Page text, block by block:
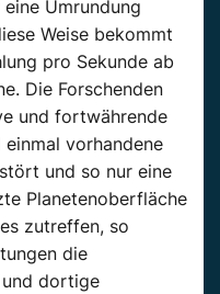
Umrundung
Weise bekommt
pro Sekunde ab
Die Forschenden
und fortwährende
vorhandene
und so nur eine
Planetenoberfläche
zutreffen, so
die
und dortige